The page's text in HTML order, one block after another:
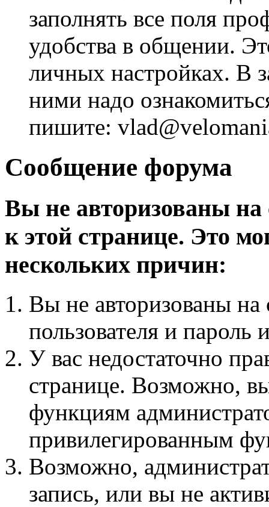
заполнять все поля
удобства в общении.
личных настройках. В
ними надо
пишите:
Сообщение форума
Вы не авторизованы на
к этой странице. Это
нескольких причин:
Вы не авторизованы на
пользователя и пароль
У вас недостаточно
странице. Возможно,
функциям
привилегированным
Возможно,
запись, или вы не